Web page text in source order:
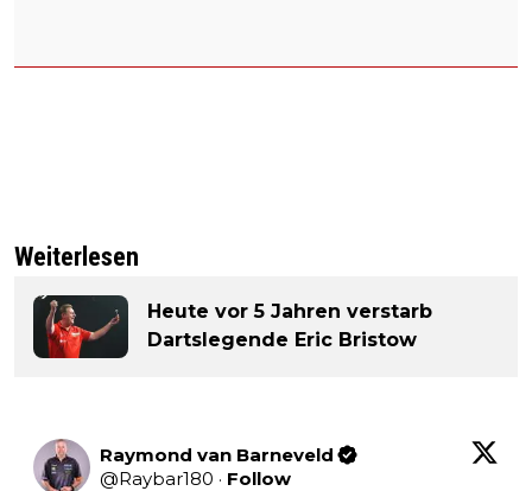
Weiterlesen
Heute vor 5 Jahren verstarb
Dartslegende Eric Bristow
Raymond van Barneveld
@Raybar180 · Follow